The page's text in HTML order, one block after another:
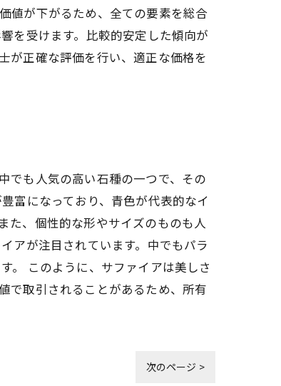
値が下がるため、全ての要素を総合
を受けます。比較的安定した傾向が
が正確な評価を行い、適正な価格を
でも人気の高い石種の一つで、その
富になっており、青色が代表的なイ
た、個性的な形やサイズのものも人
アが注目されています。中でもパラ
。 このように、サファイアは美しさ
で取引されることがあるため、所有
次のページ >